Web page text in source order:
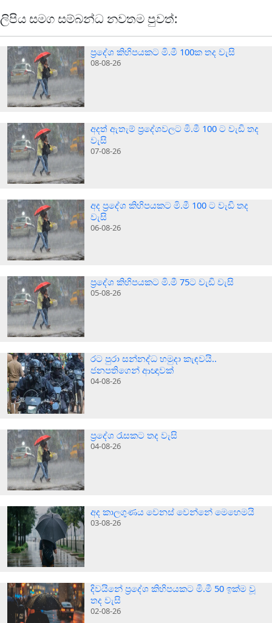
ලිපිය සමග සම්බන්ධ නවතම පුවත්:
ප්‍රදේශ කිහිපයකට මි.මී 100ක තද වැසි
08-08-26
අදත් ඇතැම් ප්‍රදේශවලට මි.මී 100 ට වැඩි තද
වැසි
07-08-26
අද ප්‍රදේශ කිහිපයකට මි.මී 100 ට වැඩි තද
වැසි
06-08-26
ප්‍රදේශ කිහිපයකට මි.මී 75ට වැඩි වැසි
05-08-26
රට පුරා සන්නද්ධ හමුදා කැඳවයි..
ජනපතිගෙන් ආඥාවක්
04-08-26
ප්‍රදේශ රැසකට තද වැසි
04-08-26
අද කාලගුණය වෙනස් වෙන්නේ මෙහෙමයි
03-08-26
දිවයිනේ ප්‍රදේශ කිහිපයකට මි.මී 50 ඉක්ම වූ
තද වැසි
02-08-26